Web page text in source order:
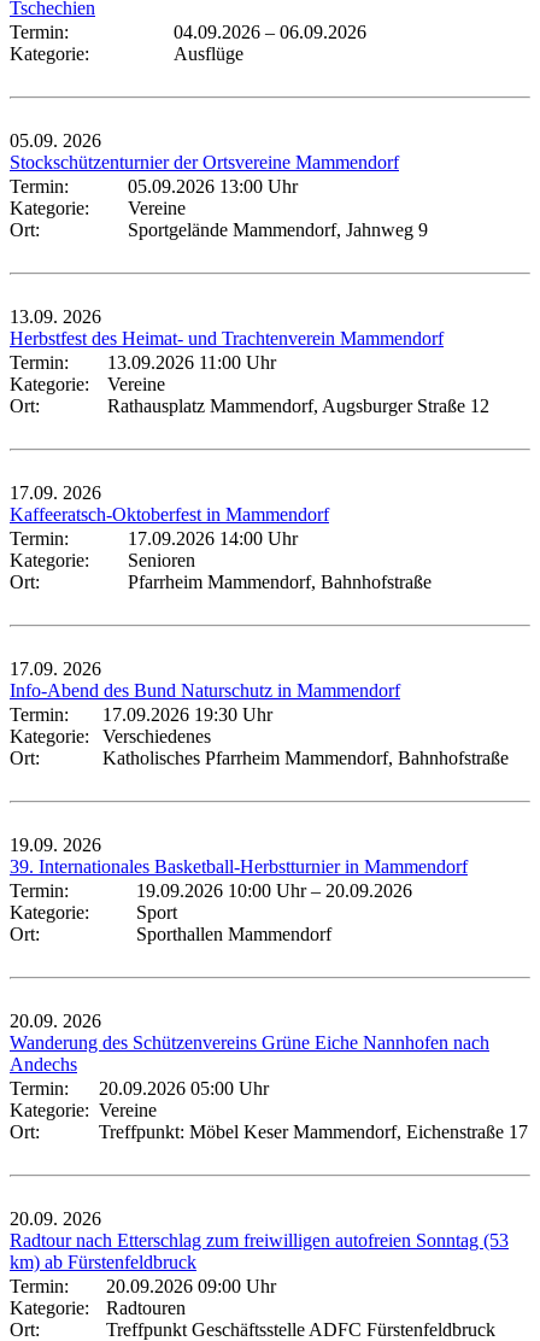
Tschechien
Termin:
04.09.2026 – 06.09.2026
Kategorie:
Ausflüge
05.09. 2026
Stockschützenturnier der Ortsvereine Mammendorf
Termin:
05.09.2026 13:00 Uhr
Kategorie:
Vereine
Ort:
Sportgelände Mammendorf, Jahnweg 9
13.09. 2026
Herbstfest des Heimat- und Trachtenverein Mammendorf
Termin:
13.09.2026 11:00 Uhr
Kategorie:
Vereine
Ort:
Rathausplatz Mammendorf, Augsburger Straße 12
17.09. 2026
Kaffeeratsch-Oktoberfest in Mammendorf
Termin:
17.09.2026 14:00 Uhr
Kategorie:
Senioren
Ort:
Pfarrheim Mammendorf, Bahnhofstraße
17.09. 2026
Info-Abend des Bund Naturschutz in Mammendorf
Termin:
17.09.2026 19:30 Uhr
Kategorie:
Verschiedenes
Ort:
Katholisches Pfarrheim Mammendorf, Bahnhofstraße
19.09. 2026
39. Internationales Basketball-Herbstturnier in Mammendorf
Termin:
19.09.2026 10:00 Uhr– 20.09.2026
Kategorie:
Sport
Ort:
Sporthallen Mammendorf
20.09. 2026
Wanderung des Schützenvereins Grüne Eiche Nannhofen nach
Andechs
Termin:
20.09.2026 05:00 Uhr
Kategorie: Vereine
Ort:
Treffpunkt: Möbel Keser Mammendorf, Eichenstraße 17
20.09. 2026
Radtour nach Etterschlag zum freiwilligen autofreien Sonntag (53
km) ab Fürstenfeldbruck
Termin:
20.09.2026 09:00 Uhr
Kategorie:
Radtouren
Ort:
Treffpunkt Geschäftsstelle ADFC Fürstenfeldbruck